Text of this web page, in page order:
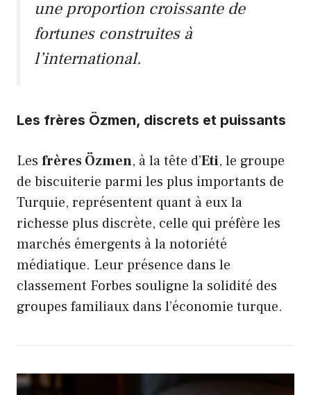
une proportion croissante de
fortunes construites à
l’international.
Les frères Özmen, discrets et puissants
Les frères Özmen, à la tête d’Eti, le groupe
de biscuiterie parmi les plus importants de
Turquie, représentent quant à eux la
richesse plus discrète, celle qui préfère les
marchés émergents à la notoriété
médiatique. Leur présence dans le
classement Forbes souligne la solidité des
groupes familiaux dans l’économie turque.